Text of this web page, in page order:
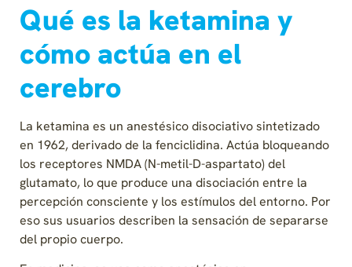
Qué es la ketamina y
cómo actúa en el
cerebro
La ketamina es un anestésico disociativo sintetizado
en 1962, derivado de la fenciclidina. Actúa bloqueando
los receptores NMDA (N-metil-D-aspartato) del
glutamato, lo que produce una disociación entre la
percepción consciente y los estímulos del entorno. Por
eso sus usuarios describen la sensación de separarse
del propio cuerpo.